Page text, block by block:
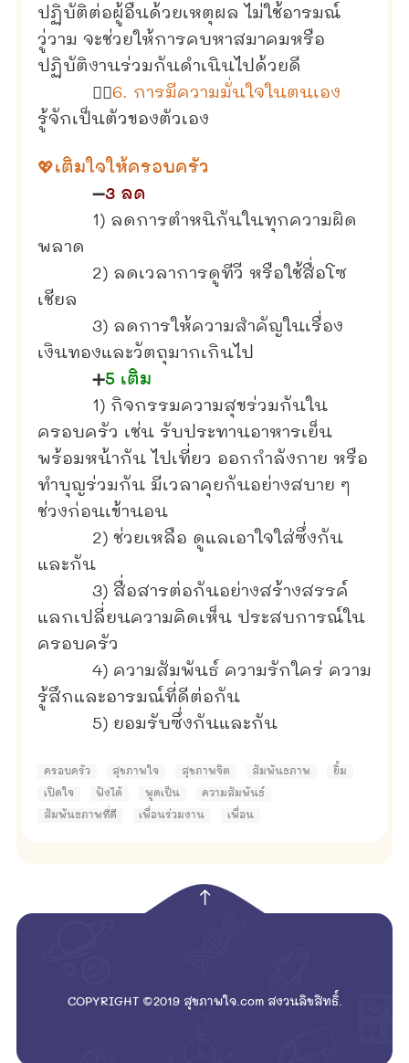
ปฏิบัติต่อผู้อื่นด้วยเหตุผล ไม่ใช้อารมณ์
วู่วาม จะช่วยให้การคบหาสมาคมหรือ
ปฏิบัติงานร่วมกันดำเนินไปด้วยดี
🙋‍♀️6. การมีความมั่นใจในตนเอง
รู้จักเป็นตัวของตัวเอง
💖เติมใจให้ครอบครัว
➖3 ลด
1) ลดการตำหนิกันในทุกความผิด
พลาด
2) ลดเวลาการดูทีวี หรือใช้สื่อโซ
เชียล
3) ลดการให้ความสำคัญในเรื่อง
เงินทองและวัตถุมากเกินไป
➕5 เติม
1) กิจกรรมความสุขร่วมกันใน
ครอบครัว เช่น รับประทานอาหารเย็น
พร้อมหน้ากัน ไปเที่ยว ออกกำลังกาย หรือ
ทำบุญร่วมกัน มีเวลาคุยกันอย่างสบาย ๆ
ช่วงก่อนเข้านอน
2) ช่วยเหลือ ดูแลเอาใจใส่ซึ่งกัน
และกัน
3) สื่อสารต่อกันอย่างสร้างสรรค์
แลกเปลี่ยนความคิดเห็น ประสบการณ์ใน
ครอบครัว
4) ความสัมพันธ์ ความรักใคร่ ความ
รู้สึกและอารมณ์ที่ดีต่อกัน
5) ยอมรับซึ่งกันและกัน
ครอบครัว สุขภาพใจ สุขภาพจิต สัมพันธภาพ ยิ้ม
เปิดใจ ฟังได้ พูดเป็น ความสัมพันธ์
สัมพันธภาพที่ดี เพื่อนร่วมงาน เพื่อน
COPYRIGHT ©2019 สุขภาพใจ.com สงวนลิขสิทธิ์.